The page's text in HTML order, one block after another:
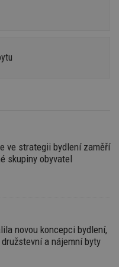
ve strategii bydlení zaměří
skupiny obyvatel
novou koncepci bydlení,
a nájemní byty